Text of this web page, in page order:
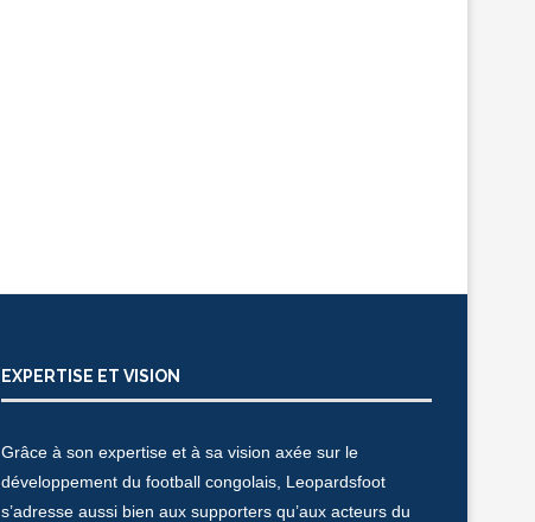
EXPERTISE ET VISION
Grâce à son expertise et à sa vision axée sur le
développement du football congolais, Leopardsfoot
s’adresse aussi bien aux supporters qu’aux acteurs du